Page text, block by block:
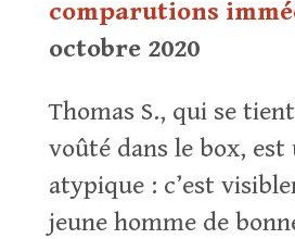
comparutions
octobre 2020
Thomas S., qui se
voûté dans le box,
atypique : c’est
jeune homme de